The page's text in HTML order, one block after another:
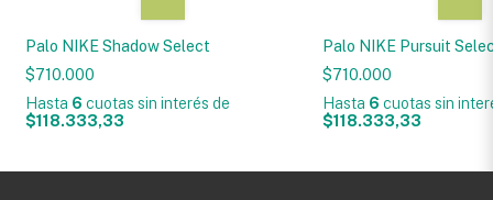
Palo NIKE Shadow Select
$710.000
Hasta 6 cuotas sin interés de
$118.333,33
Palo NIKE Pursuit
$710.000
Hasta 6 cuotas sin
$118.333,33